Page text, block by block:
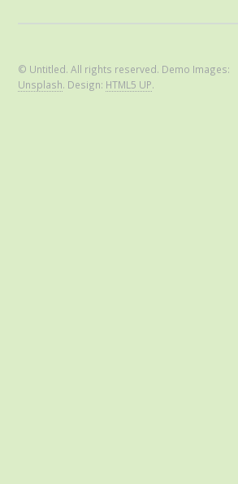
© Untitled. All rights reserved. Demo Images:
Unsplash. Design: HTML5 UP.